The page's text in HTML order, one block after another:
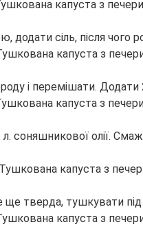
сіль, після чого
і перемішати.
л. соняшникової олії.
тверда, тушкувати під